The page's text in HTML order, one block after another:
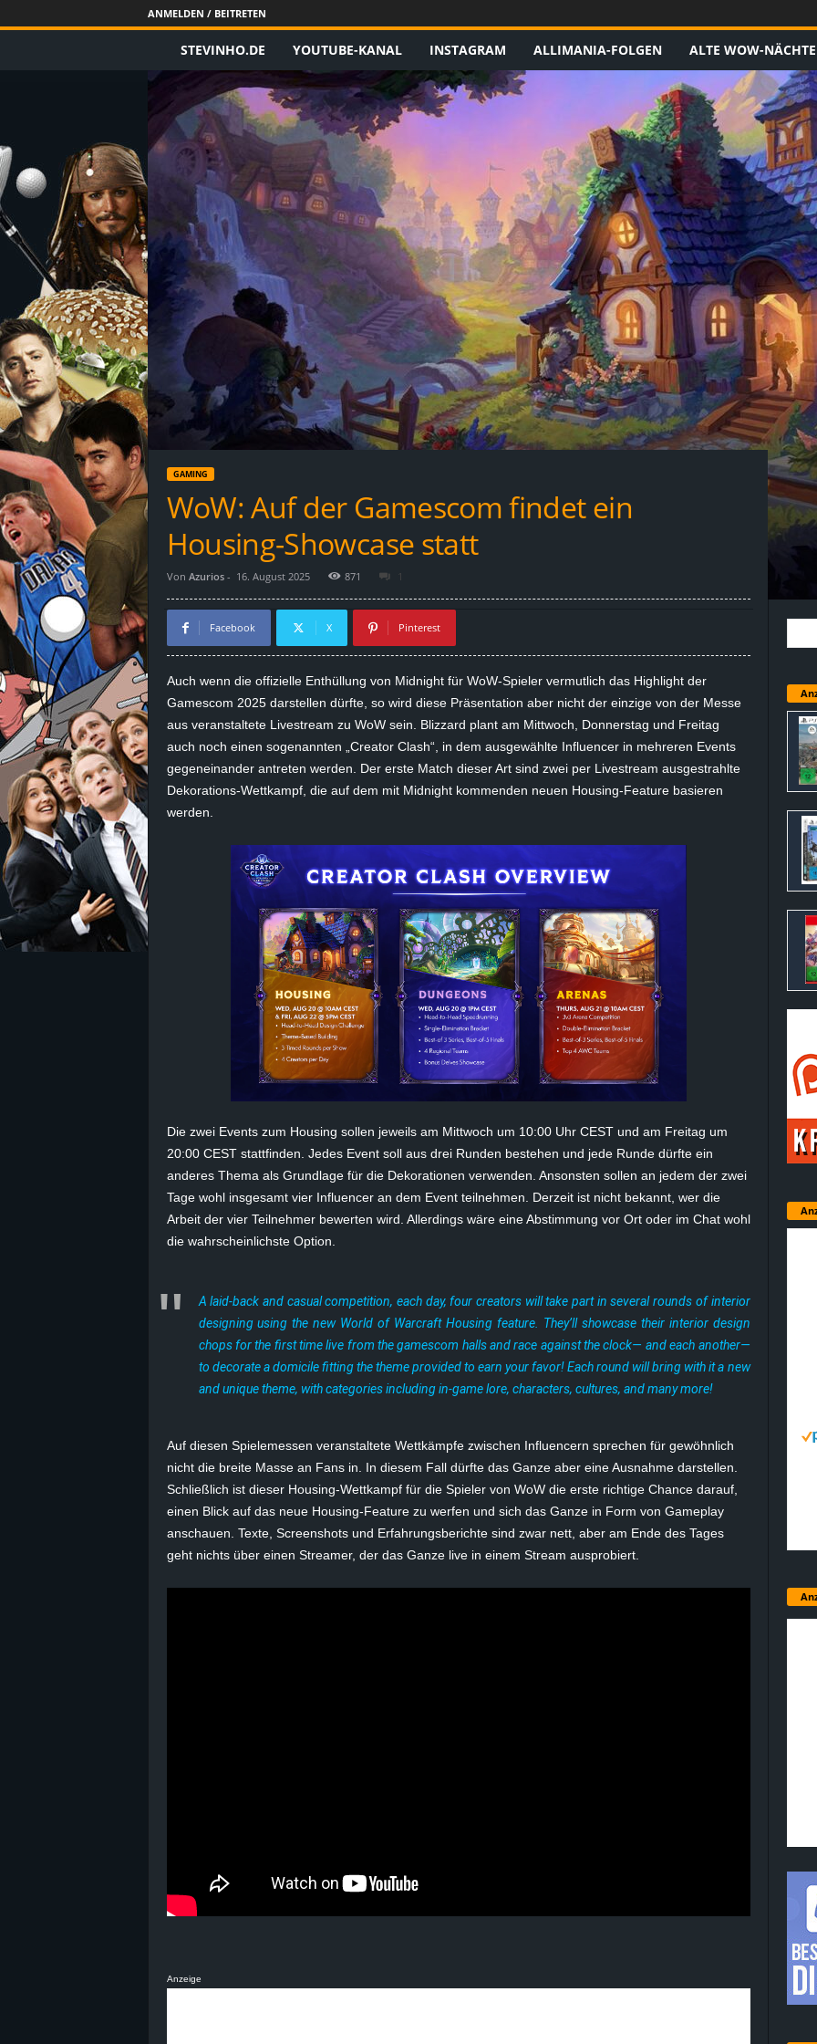
ANMELDEN / BEITRETEN
e
n
h
d
e
E
i
n
s
g
e
t
e
l
STEVINHO.DE YOUTUBE-KANAL INSTAGRAM ALLIMANIA-FOLGEN ALTE WOW-NÄCHTE
GAMING
WoW: Auf der Gamescom findet ein
Housing-Showcase statt
Von Azurios- 16. August 2025 871 1
Facebook X Pinterest
Auch wenn die offizielle Enthüllung von Midnightfür WoW-Spieler vermutlich das Highlight der
Gamescom 2025 darstellen dürfte, so wird diese Präsentation aber nicht der einzige von der Messe
aus veranstaltete Livestream zu WoW sein. Blizzard plant am Mittwoch, Donnerstag und Freitag
auch noch einen sogenannten „Creator Clash“, in dem ausgewählte Influencer in mehreren Events
gegeneinander antreten werden. Der erste Match dieser Art sind zwei per Livestream ausgestrahlte
Dekorations-Wettkampf, die auf dem mit Midnightkommenden neuen Housing-Featurebasieren
werden.
Die zwei Events zum Housing sollen jeweils am Mittwoch um 10:00 Uhr CEST und am Freitag um
20:00 CEST stattfinden. Jedes Event soll aus drei Runden bestehen und jede Runde dürfte ein
anderes Thema als Grundlage für die Dekorationen verwenden. Ansonsten sollen an jedem der zwei
Tage wohl insgesamt vier Influencer an dem Event teilnehmen. Derzeit ist nicht bekannt, wer die
Arbeit der vier Teilnehmer bewerten wird. Allerdings wäre eine Abstimmung vor Ort oder im Chat wohl
die wahrscheinlichste Option.
A laid-back and casual competition, each day, four creators will take part in several rounds of interior
designing using the new World of Warcraft Housing feature. They’ll showcase their interior design
chops for the first time live from the gamescom halls and race against the clock— and each another—
to decorate a domicile fitting the theme provided to earn your favor! Each round will bring with it a new
and unique theme, with categories including in-game lore, characters, cultures, and many more!
Auf diesen Spielemessen veranstaltete Wettkämpfe zwischen Influencern sprechen für gewöhnlich
nicht die breite Masse an Fans in. In diesem Fall dürfte das Ganze aber eine Ausnahme darstellen.
Schließlich ist dieser Housing-Wettkampf für die Spieler von WoW die erste richtige Chance darauf,
einen Blick auf das neue Housing-Feature zu werfen und sich das Ganze in Form von Gameplay
anschauen. Texte, Screenshots und Erfahrungsberichte sind zwar nett, aber am Ende des Tages
geht nichts über einen Streamer, der das Ganze live in einem Stream ausprobiert.
Anzeige